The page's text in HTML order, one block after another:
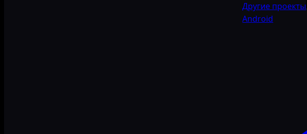
Другие проекты
Android